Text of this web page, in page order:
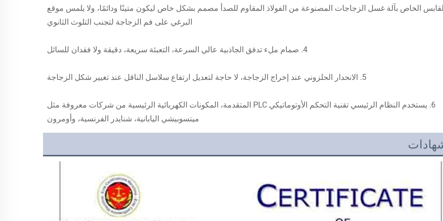
البرغي على فم الزجاجة لتجنب التلوث الثانوي
4. صمام ملء تدفق الجاذبية عالي السرعة، التعبئة سريعة، دقيقة ولا فقدان للسائل
5. الانحدار الحلزوني عند إخراج الزجاجة، لا حاجة لتعديل ارتفاع سلاسل الناقل عند تغيير شكل الزجاجة
ميتسوبيشي اليابانية، شنايدر الفرنسية، وأومرون